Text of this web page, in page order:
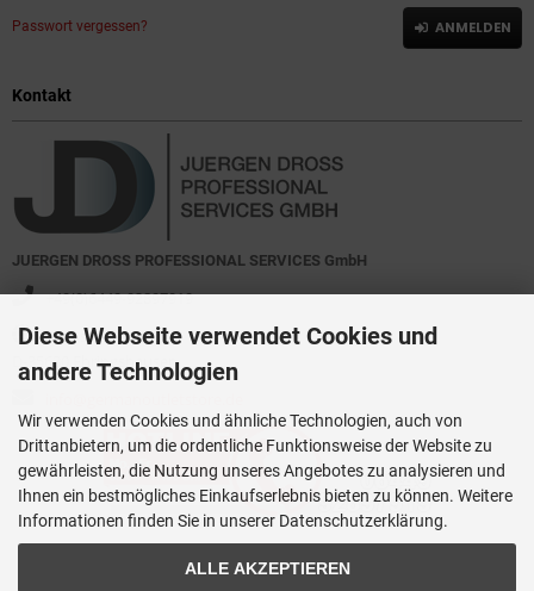
Passwort vergessen? ANMELDEN
Kontakt
JUERGEN DROSS PROFESSIONAL SERVICES GmbH
+49(0)6449-92897919
Kirchstraße 44
D-35630 Ehringshausen
Diese Webseite verwendet Cookies und
andere Technologien
Wir verwenden Cookies und ähnliche Technologien, auch von
Drittanbietern, um die ordentliche Funktionsweise der Website zu
gewährleisten, die Nutzung unseres Angebotes zu analysieren und
Ihnen ein bestmögliches Einkaufserlebnis bieten zu können. Weitere
Informationen finden Sie in unserer Datenschutzerklärung.
ALLE AKZEPTIEREN